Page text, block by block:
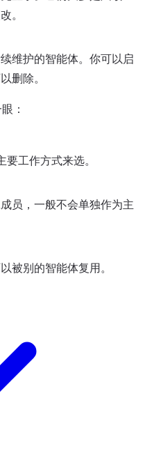
。
维护的智能体。你可以启
删除。
：
工作方式来选。
员，一般不会单独作为主
被别的智能体复用。